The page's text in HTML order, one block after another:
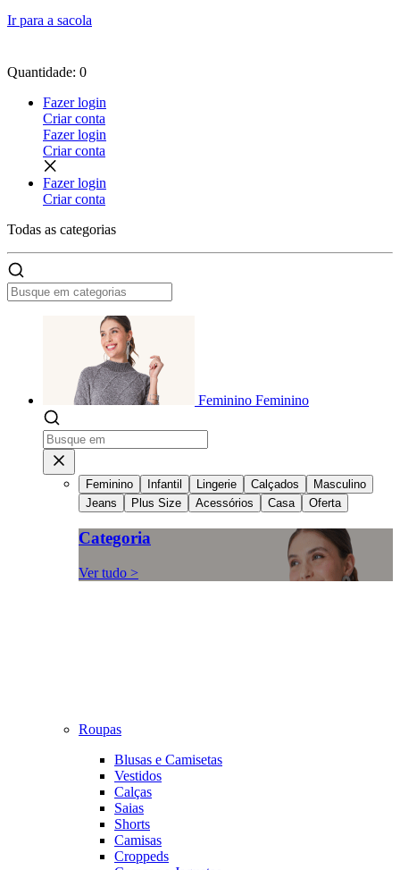
Ir para a sacola
Quantidade: 0
Fazer login
Criar conta
Fazer login
Criar conta
Fazer login
Criar conta
Todas as categorias
Feminino Feminino
Feminino Infantil Lingerie Calçados
Masculino
Jeans
Plus Size Acessórios Casa Oferta
Categoria
Ver tudo >
Roupas
Blusas e Camisetas
Vestidos
Calças
Saias
Shorts
Camisas
Croppeds